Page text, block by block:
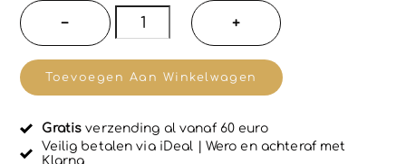
r
d
e
r
d
0
i
t
5
−
La
Chinata
Verzachtende
pluis
+
Toevoegen Aan Winkelwagen
Gratis verzending al vanaf 60 euro
Veilig betalen via iDeal | Wero en achteraf met
Klarna